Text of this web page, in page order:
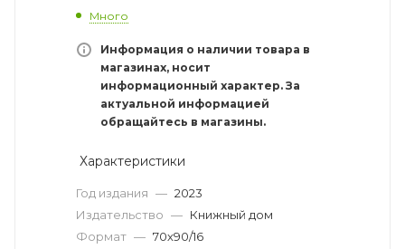
Много
Информация о наличии товара в
магазинах, носит
информационный характер. За
актуальной информацией
обращайтесь в магазины.
Характеристики
Год издания — 2023
Издательство — Книжный дом
Формат — 70х90/16